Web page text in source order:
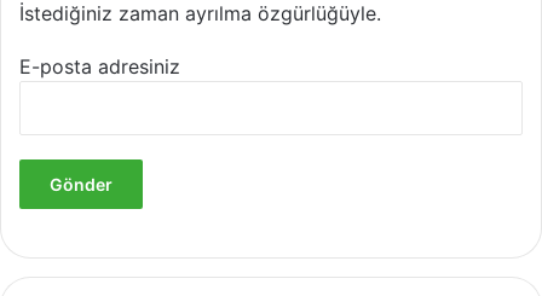
İstediğiniz zaman ayrılma özgürlüğüyle.
E-posta adresiniz